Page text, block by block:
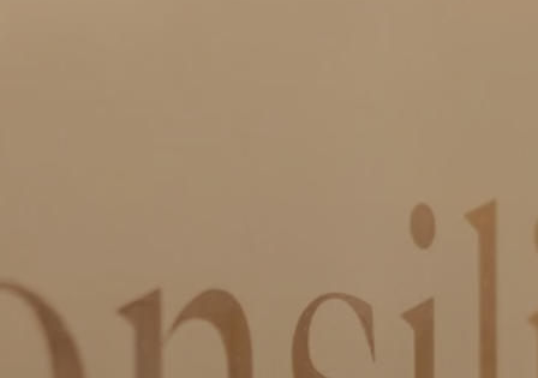
NL51 RABO 0301 1762 80